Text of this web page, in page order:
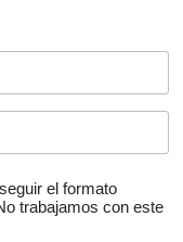
el formato
trabajamos con este